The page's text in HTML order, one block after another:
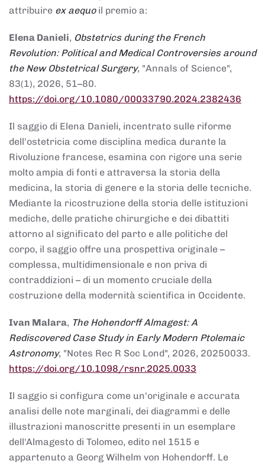
attribuire ex aequoil premio a:
Elena Danieli, Obstetrics during the French
Revolution: Political and Medical Controversies around
the New Obstetrical Surgery, "Annals of Science",
83(1), 2026, 51–80.
https://doi.org/10.1080/00033790.2024.2382436
Il saggio di Elena Danieli, incentrato sulle riforme
dell'ostetricia come disciplina medica durante la
Rivoluzione francese, esamina con rigore una serie
molto ampia di fonti e attraversa la storia della
medicina, la storia di genere e la storia delle tecniche.
Mediante la ricostruzione della storia delle istituzioni
mediche, delle pratiche chirurgiche e dei dibattiti
attorno al significato del parto e alle politiche del
corpo, il saggio offre una prospettiva originale –
complessa, multidimensionale e non priva di
contraddizioni – di un momento cruciale della
costruzione della modernità scientifica in Occidente.
Ivan Malara, The Hohendorff Almagest: A
Rediscovered Case Study in Early Modern Ptolemaic
Astronomy, "Notes Rec R Soc Lond", 2026, 20250033.
https://doi.org/10.1098/rsnr.2025.0033
Il saggio si configura come un'originale e accurata
analisi delle note marginali, dei diagrammi e delle
illustrazioni manoscritte presenti in un esemplare
dell'Almagesto di Tolomeo, edito nel 1515 e
appartenuto a Georg Wilhelm von Hohendorff. Le